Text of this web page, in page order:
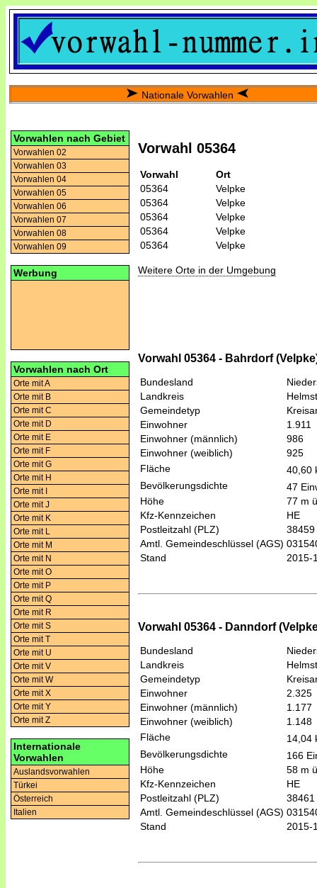
Nationale Vorwahlen
Vorwahlen nach Gebiet
Vorwahlen 02
Vorwahlen 03
Vorwahlen 04
Vorwahlen 05
Vorwahlen 06
Vorwahlen 07
Vorwahlen 08
Vorwahlen 09
Werbung
Vorwahlen nach Ort
Orte mit A
Orte mit B
Orte mit C
Orte mit D
Orte mit E
Orte mit F
Orte mit G
Orte mit H
Orte mit I
Orte mit J
Orte mit K
Orte mit L
Orte mit M
Orte mit N
Orte mit O
Orte mit P
Orte mit Q
Orte mit R
Orte mit S
Orte mit T
Orte mit U
Orte mit V
Orte mit W
Orte mit X
Orte mit Y
Orte mit Z
Internationale
Vorwahlen
Auslandsvorwahlen
Türkei
Österreich
Italien
Vorwahl 05364
Vorwahl
Ort
05364
Velpke
05364
Velpke
05364
Velpke
05364
Velpke
05364
Velpke
Weitere Orte in der Umgebung
Vorwahl 05364 - Bahrdorf
Bundesland
Landkreis
Gemeindetyp
Einwohner
1.911
Einwohner (männlich)
986
Einwohner (weiblich)
925
Fläche
40,60
Bevölkerungsdichte
47
Höhe
77 m
Kfz-Kennzeichen
HE
Postleitzahl (PLZ)
38459
Amtl. Gemeindeschlüssel (AGS)
Stand
2015-
Vorwahl 05364 - Danndorf
Bundesland
Landkreis
Gemeindetyp
Einwohner
2.325
Einwohner (männlich)
1.177
Einwohner (weiblich)
1.148
Fläche
14,04
Bevölkerungsdichte
166
Höhe
58 m
Kfz-Kennzeichen
HE
Postleitzahl (PLZ)
38461
Amtl. Gemeindeschlüssel (AGS)
Stand
2015-